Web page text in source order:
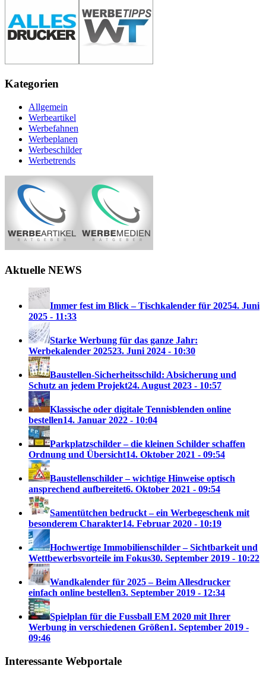
Kategorien
Allgemein
Werbeartikel
Werbefahnen
Werbeplanen
Werbeschilder
Werbetrends
Aktuelle NEWS
Immer fest im Blick – Tischkalender für 20254. Juni
2025 - 11:33
Starke Werbung für das ganze Jahr:
Werbekalender 202523. Juni 2024 - 10:30
Baustellen-Sicherheitsschild: Absicherung und
Schutz an jedem Projekt24. August 2023 - 10:57
Klassische oder digitale Tennisblenden online
bestellen14. Januar 2022 - 10:04
Parkplatzschilder – die kleinen Schilder schaffen
Ordnung und Übersicht14. Oktober 2021 - 09:54
Baustellenschilder – wichtige Hinweise optisch
ansprechend aufbereitet6. Oktober 2021 - 09:54
Samentütchen bedruckt – ein Werbegeschenk mit
besonderem Charakter14. Februar 2020 - 10:19
Hochwertige Immobilienschilder – Sichtbarkeit und
Wettbewerbsvorteile im Fokus30. September 2019 - 10:22
Wandkalender für 2025 – Beim Allesdrucker
einfach online bestellen3. September 2019 - 12:34
Spielplan für die Fussball EM 2020 mit Ihrer
Werbung in verschiedenen Größen1. September 2019 -
09:46
Interessante Webportale